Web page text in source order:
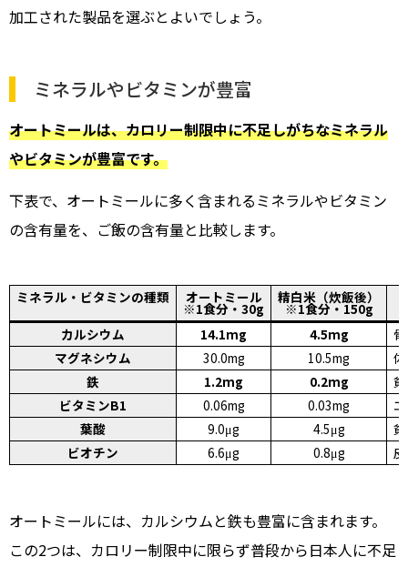
加工された製品を選ぶとよいでしょう。
ミネラルやビタミンが豊富
オートミールは、カロリー制限中に不足しがちなミネラル
やビタミンが豊富です。
下表で、オートミールに多く含まれるミネラルやビタミン
の含有量を、ご飯の含有量と比較します。
ミネラル・ビタミンの種類 オートミール
※1食分・30g
精白米（炊飯後）
※1食分・150g
カルシウム
14.1mg 4.5mg
マグネシウム
30.0mg 10.5mg
鉄
1.2mg 0.2mg
ビタミンB1
0.06mg 0.03mg
葉酸
9.0μg 4.5μg
ビオチン
6.6μg 0.8μg
オートミールには、カルシウムと鉄も豊富に含まれます。
この2つは、カロリー制限中に限らず普段から日本人に不足